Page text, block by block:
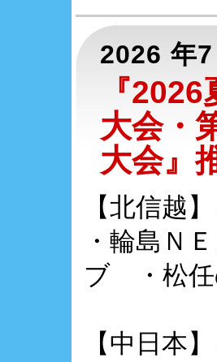
2026 年
『
大会・
大会』
【北信越
・輪島Ｎ
ブ ・松任
【中日本